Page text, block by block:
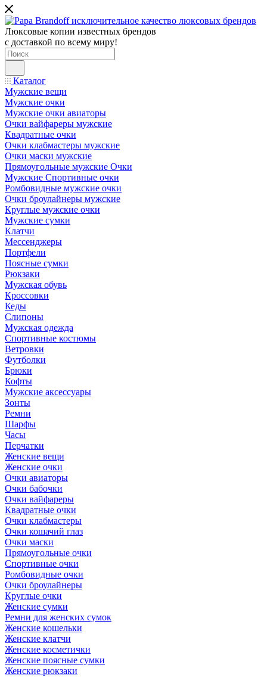
Люксовые копии известных брендов
с доставкой по всему миру!
Каталог
Мужские вещи
Мужские очки
Мужские очки авиаторы
Очки вайфареры мужские
Квадратные очки
Очки клабмастеры мужские
Очки маски мужские
Прямоугольные мужские Очки
Мужские Спортивные очки
Ромбовидные мужские очки
Очки броулайнеры мужские
Круглые мужские очки
Мужские сумки
Клатчи
Мессенджеры
Портфели
Поясные сумки
Рюкзаки
Мужская обувь
Кроссовки
Кеды
Слипоны
Мужская одежда
Спортивные костюмы
Ветровки
Футболки
Брюки
Кофты
Мужские аксессуары
Зонты
Ремни
Шарфы
Часы
Перчатки
Женские вещи
Женские очки
Очки авиаторы
Очки бабочки
Очки вайфареры
Квадратные очки
Очки клабмастеры
Очки кошачий глаз
Очки маски
Прямоугольные очки
Спортивные очки
Ромбовидные очки
Очки броулайнеры
Круглые очки
Женские сумки
Ремни для женских сумок
Женские кошельки
Женские клатчи
Женские косметички
Женские поясные сумки
Женские рюкзаки